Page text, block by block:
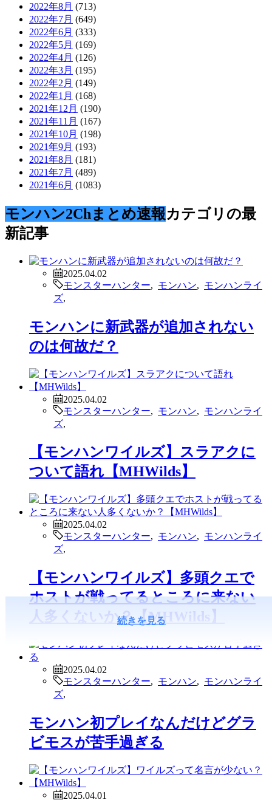
続きを見る
2022年8月 (713)
2022年7月 (649)
2022年6月 (333)
2022年5月 (169)
2022年4月 (126)
2022年3月 (195)
2022年2月 (149)
2022年1月 (168)
2021年12月 (190)
2021年11月 (167)
2021年10月 (198)
2021年9月 (193)
2021年8月 (181)
2021年7月 (489)
2021年6月 (1083)
モンハン2Chまとめ速報カテゴリの最
新記事
2025.04.02
モンスターハンター
モンハン
モンハンライ
ズ
モンハンに新武器が追加されない
のは何故だ？
2025.04.02
モンスターハンター
モンハン
モンハンライ
ズ
【モンハンワイルズ】スラアクに
ついて語れ【MHWilds】
2025.04.02
モンスターハンター
モンハン
モンハンライ
ズ
【モンハンワイルズ】多頭クエで
ホストが戦ってるところに来ない
人多くないか？【MHWilds】
2025.04.02
モンスターハンター
モンハン
モンハンライ
ズ
モンハン初プレイなんだけどグラ
ビモスが苦手過ぎる
2025.04.01